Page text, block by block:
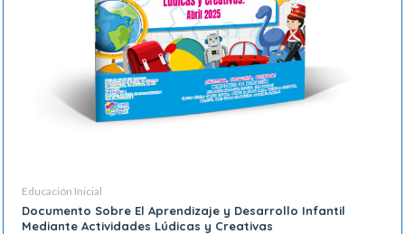
Educación Inicial
Documento Sobre El Aprendizaje y Desarrollo Infantil
Mediante Actividades Lúdicas y Creativas